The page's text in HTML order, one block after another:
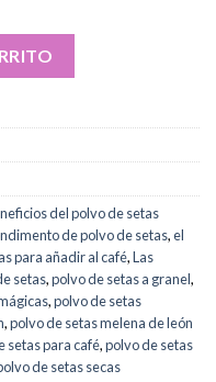
online cantidad
del polvo de setas
de polvo de setas,el
para añadir al café,Las
setas,polvo de setas a granel,
,polvo de setas
,polvo de setas melena de león
setas para café,polvo de setas
de setas secas